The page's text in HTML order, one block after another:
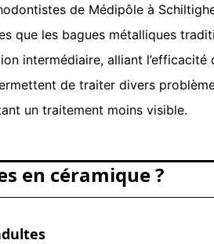
de Médipôle à
que les bagues métalliques
intermédiaire, alliant
de traiter divers
un traitement moins visible.
en céramique ?